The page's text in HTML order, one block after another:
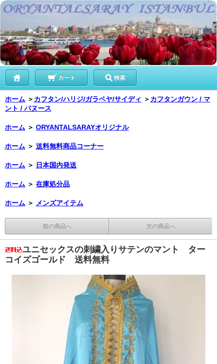
カート 検索
ホーム ＞ カフタン/ハリジ/ガラベヤ/サイディ ＞ カフタンガウン / マ
ント / バヌース
ホーム ＞ ORYANTALSARAYオリジナル
ホーム ＞ 送料無料商品コーナー
ホーム ＞ 日本国内発送
ホーム ＞ 在庫処分品
ホーム ＞ メンズアイテム
前の商品へ 次の商品へ
ユニセックスの刺繍入りサテンのマント ター
コイズゴールド 送料無料